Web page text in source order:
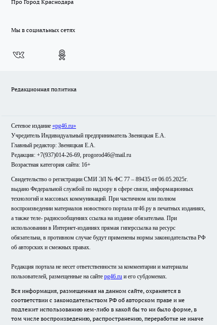
Про Город Краснодара
Мы в социальных сетях
Редакционная политика
Сетевое издание «pg46.ru»
Учредитель Индивидуальный предприниматель Звеняцкая Е.А.
Главный редактор: Звеняцкая Е.А.
Редакция: +7(937)014-26-69, progorod46@mail.ru
Возрастная категория сайта: 16+
Свидетельство о регистрации СМИ ЭЛ № ФС 77 – 89435 от 06.05.2025г.
выдано Федеральной службой по надзору в сфере связи, информационных
технологий и массовых коммуникаций. При частичном или полном
воспроизведении материалов новостного портала пг46.ру в печатных изданиях,
а также теле- радиосообщениях ссылка на издание обязательна. При
использовании в Интернет-изданиях прямая гиперссылка на ресурс
обязательна, в противном случае будут применены нормы законодательства РФ
об авторских и смежных правах.
Редакция портала не несет ответственности за комментарии и материалы
пользователей, размещенные на сайте pg46.ru и его субдоменах.
Вся информация, размещенная на данном сайте, охраняется в
соответствии с законодательством РФ об авторском праве и не
подлежит использованию кем-либо в какой бы то ни было форме, в
том числе воспроизведению, распространению, переработке не иначе